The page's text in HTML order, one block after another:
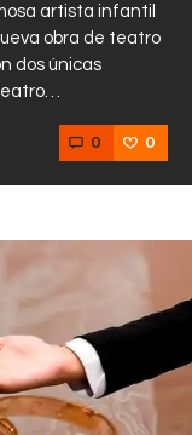
artista infantil
obra de teatro
dos únicas
0 0